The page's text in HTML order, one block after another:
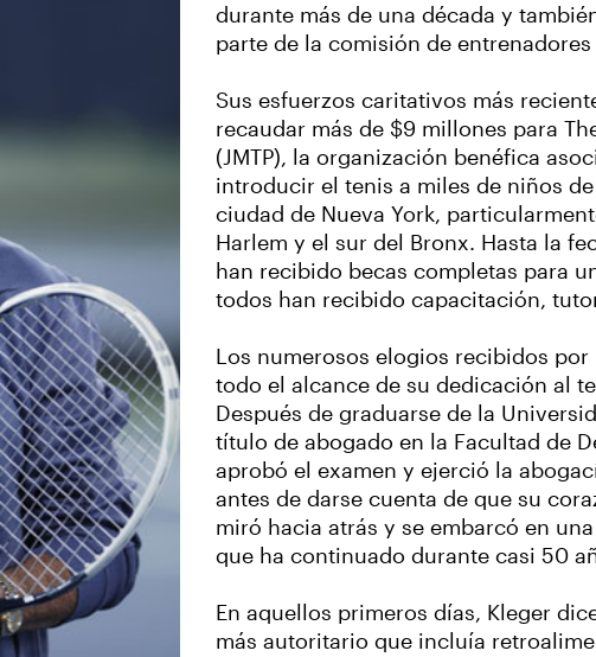
durante más de una década y
parte de la comisión de
Sus esfuerzos caritativos más
recaudar más de $9 millones para
(JMTP), la organización benéfica
introducir el tenis a miles de niños
ciudad de Nueva York,
Harlem y el sur del Bronx. Hasta la
han recibido becas completas para
todos han recibido capacitación,
Los numerosos elogios recibidos
todo el alcance de su dedicación al
Después de graduarse de la
título de abogado en la Facultad de
aprobó el examen y ejerció la
antes de darse cuenta de que su
miró hacia atrás y se embarcó en
que ha continuado durante casi 50
En aquellos primeros días, Kleger
más autoritario que incluía